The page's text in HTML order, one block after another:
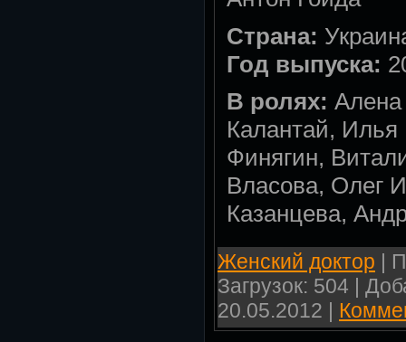
Страна:
Год выпуска:
В ролях: Алена
Калантай,
Финягин,
Власова, Олег
Казанцева,
Женский доктор |
Загрузок: 504 |
20.05.2012 |